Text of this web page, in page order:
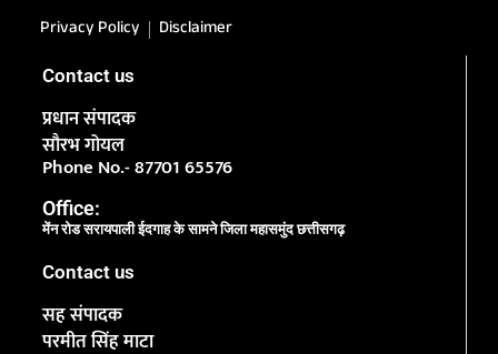
Privacy Policy
Disclaimer
Contact us
प्रधान संपादक
सौरभ गोयल
Phone No.- 87701 65576
Office:
मेंन रोड सरायपाली ईदगाह के सामने जिला महासमुंद छत्तीसगढ़
Contact us
सह संपादक
परमीत सिंह माटा